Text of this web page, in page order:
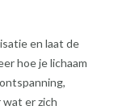
en laat de
hoe je lichaam
er zich